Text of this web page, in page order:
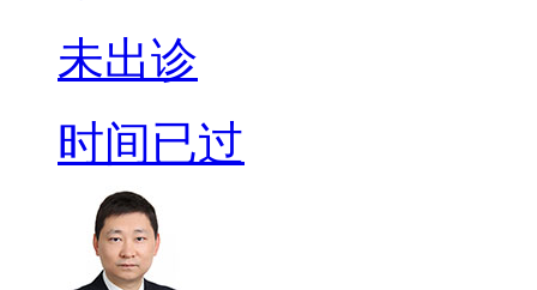
未出诊
时间已过